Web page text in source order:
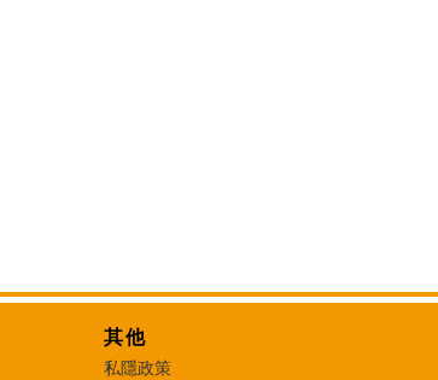
其他
私隱政策